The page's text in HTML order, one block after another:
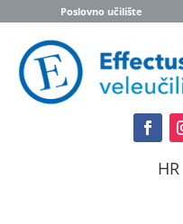
Poslovno učilište
HR